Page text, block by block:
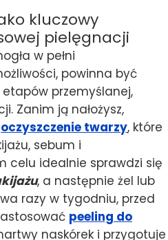
kluczowy
pielęgnacji
w pełni
powinna być
przemyślanej,
Zanim ją nałożysz,
oczyszczenie twarzy, które
sebum i
celu idealnie sprawdzi się
, a następnie żel lub
razy w tygodniu, przed
peeling do
naskórek i przygotuje